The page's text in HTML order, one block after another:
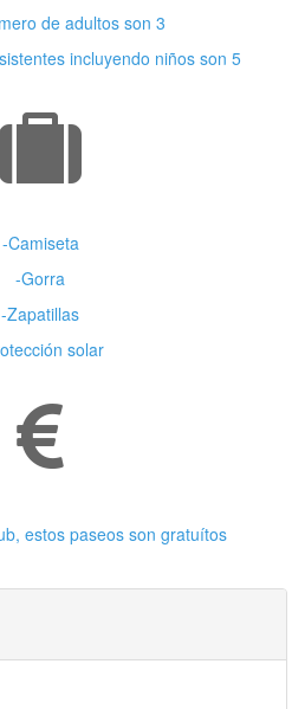
de adultos son 3
incluyendo niños son 5
-Camiseta
-Gorra
-Zapatillas
solar
estos paseos son gratuítos